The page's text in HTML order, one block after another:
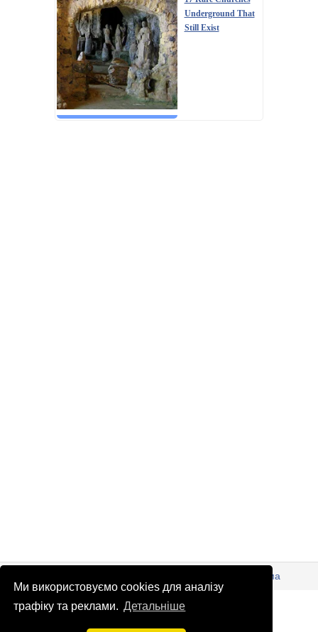
Ми використовуємо cookies для аналізу
трафіку та реклами. Детальніше
Underground That
Still Exist
Реклама
info@patrioty.org.ua